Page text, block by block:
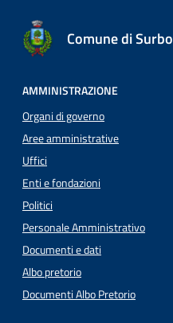
Comune di Surbo
AMMINISTRAZIONE
Organi di governo
Aree amministrative
Uffici
Enti e fondazioni
Politici
Personale Amministrativo
Documenti e dati
Albo pretorio
Documenti Albo Pretorio